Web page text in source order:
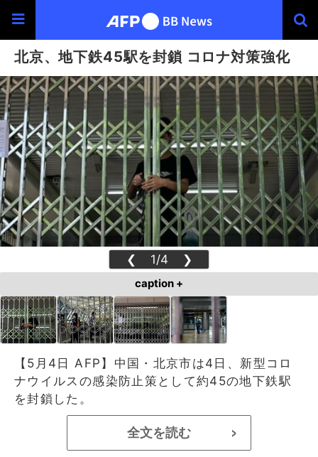
北京、地下鉄45駅を封鎖 コロナ対策強化
❮ 1/4 ❯
caption +
【5月4日 AFP】中国・北京市は4日、新型コロ
ナウイルスの感染防止策として約45の地下鉄駅
を封鎖した。
全文を読む >